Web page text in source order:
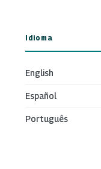
Idioma
English
Español
Português